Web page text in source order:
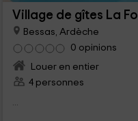
Village de gîtes La
Bessas, Ardèche
0 opinions
Louer en entier
4 personnes
...